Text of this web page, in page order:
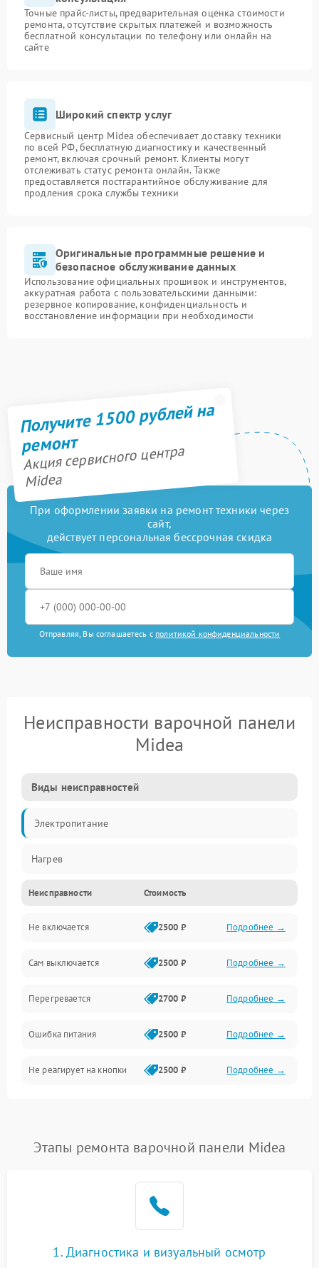
Точные прайс-листы, предварительная оценка стоимости
ремонта, отсутствие скрытых платежей и возможность
бесплатной консультации по телефону или онлайн на
сайте
Широкий спектр услуг
Сервисный центр Midea обеспечивает доставку техники
по всей РФ, бесплатную диагностику и качественный
ремонт, включая срочный ремонт. Клиенты могут
отслеживать статус ремонта онлайн. Также
предоставляется постгарантийное обслуживание для
продления срока службы техники
Оригинальные программные решение и
безопасное обслуживание данных
Использование официальных прошивок и инструментов,
аккуратная работа с пользовательскими данными:
резервное копирование, конфиденциальность и
восстановление информации при необходимости
Получите 1500 рублей на
ремонт
Акция сервисного центра
Midea
При оформлении заявки на ремонт техники через
сайт,
действует персональная бессрочная скидка
Отправляя, Вы соглашаетесь с политикой конфиденциальности
Неисправности варочной панели
Midea
Виды неисправностей
Электропитание
Нагрев
Неисправности Стоимость
Не включается 2500 ₽ Подробнее →
Сам выключается 2500 ₽ Подробнее →
Перегревается 2700 ₽ Подробнее →
Ошибка питания 2500 ₽ Подробнее →
Не реагирует на кнопки 2500 ₽ Подробнее →
Этапы ремонта варочной панели Midea
1. Диагностика и визуальный осмотр